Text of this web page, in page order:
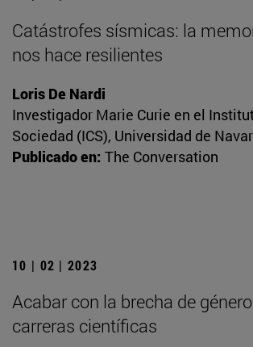
Catástrofes sísmicas: la
nos hace resilientes
Loris De Nardi
Investigador Marie Curie en el
Sociedad (ICS), Universidad de
Publicado en: The Conversation
10 | 02 | 2023
Acabar con la brecha de
carreras científicas